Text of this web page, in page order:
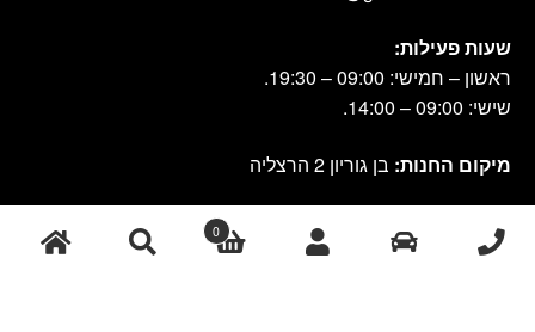
שעות פעילות:
ראשון – חמישי: 09:00 – 19:30.
שישי: 09:00 – 14:00.
מיקום החנות: בן גוריון 2 הרצליה
cook shop 2021 © אתר זה נבנה ועוצב על-ידי |אחסון
0